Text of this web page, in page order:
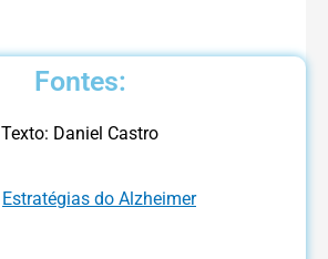
Fontes:
Texto: Daniel Castro
Estratégias do Alzheimer